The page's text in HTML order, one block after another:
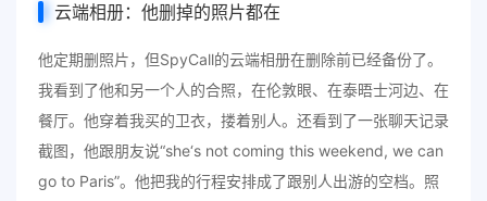
云端相册：他删掉的照片都在
他定期删照片，但SpyCall的云端相册在删除前已经备份了。
我看到了他和另一个人的合照，在伦敦眼、在泰晤士河边、在
餐厅。他穿着我买的卫衣，搂着别人。还看到了一张聊天记录
截图，他跟朋友说“she‘s not coming this weekend, we can
go to Paris”。他把我的行程安排成了跟别人出游的空档。照